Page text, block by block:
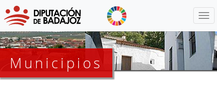
Municipios